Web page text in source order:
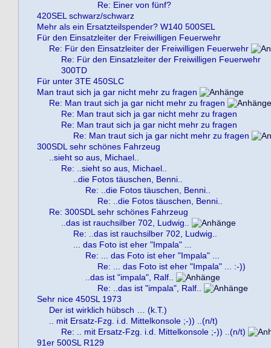
Re: Einer von fünf?
420SEL schwarz/schwarz
Mehr als ein Ersatzteilspender? W140 500SEL
Für den Einsatzleiter der Freiwilligen Feuerwehr
Re: Für den Einsatzleiter der Freiwilligen Feuerwehr
Re: Für den Einsatzleiter der Freiwilligen Feuerwehr
300TD
Für unter 3TE 450SLC
Man traut sich ja gar nicht mehr zu fragen
Re: Man traut sich ja gar nicht mehr zu fragen
Re: Man traut sich ja gar nicht mehr zu fragen
Re: Man traut sich ja gar nicht mehr zu fragen
Re: Man traut sich ja gar nicht mehr zu fragen
300SDL sehr schönes Fahrzeug
..sieht so aus, Michael..
Re: ..sieht so aus, Michael..
..die Fotos täuschen, Benni..
Re: ..die Fotos täuschen, Benni..
Re: ..die Fotos täuschen, Benni..
Re: 300SDL sehr schönes Fahrzeug
..das ist rauchsilber 702, Ludwig..
Re: ..das ist rauchsilber 702, Ludwig..
... das Foto ist eher "Impala" ...
Re: ... das Foto ist eher "Impala" ...
Re: ... das Foto ist eher "Impala" ... :-))
..das ist "impala", Ralf..
Re: ..das ist "impala", Ralf..
Sehr nice 450SL 1973
Der ist wirklich hübsch … (k.T.)
.. mit Ersatz-Fzg. i.d. Mittelkonsole ;-)) ..(n/t)
Re: .. mit Ersatz-Fzg. i.d. Mittelkonsole ;-)) ..(n/t)
91er 500SL R129